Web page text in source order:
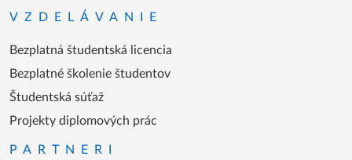
VZDELÁVANIE
Bezplatná študentská licencia
Bezplatné školenie študentov
Študentská súťaž
Projekty diplomových prác
PARTNERI